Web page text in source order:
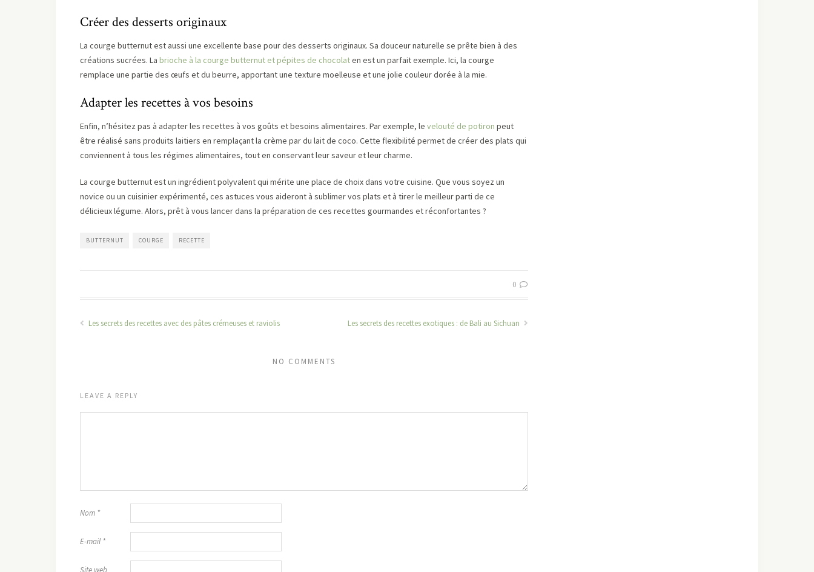
Créer des desserts originaux
La courge butternut est aussi une excellente base pour des desserts originaux. Sa douceur naturelle se prête bien à des
créations sucrées. La brioche à la courge butternut et pépites de chocolaten est un parfait exemple. Ici, la courge
remplace une partie des œufs et du beurre, apportant une texture moelleuse et une jolie couleur dorée à la mie.
Adapter les recettes à vos besoins
Enfin, n’hésitez pas à adapter les recettes à vos goûts et besoins alimentaires. Par exemple, le velouté de potiron peut
être réalisé sans produits laitiers en remplaçant la crème par du lait de coco. Cette flexibilité permet de créer des plats qui
conviennent à tous les régimes alimentaires, tout en conservant leur saveur et leur charme.
La courge butternut est un ingrédient polyvalent qui mérite une place de choix dans votre cuisine. Que vous soyez un
novice ou un cuisinier expérimenté, ces astuces vous aideront à sublimer vos plats et à tirer le meilleur parti de ce
délicieux légume. Alors, prêt à vous lancer dans la préparation de ces recettes gourmandes et réconfortantes ?
BUTTERNUT COURGE RECETTE
0
Les secrets des recettes avec des pâtes crémeuses et raviolis Les secrets des recettes exotiques : de Bali au Sichuan
NO COMMENTS
LEAVE A REPLY
Nom *
E-mail *
Site web